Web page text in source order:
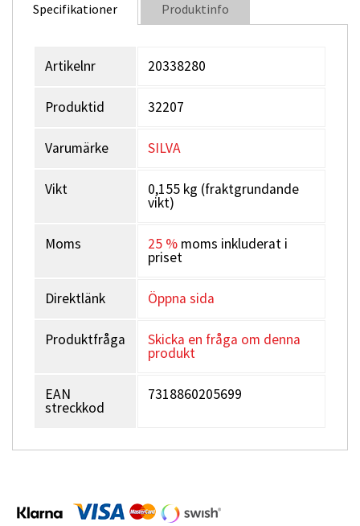
Specifikationer Produktinfo
Artikelnr 20338280
Produktid 32207
Varumärke SILVA
Vikt 0,155 kg (fraktgrundande
vikt)
Moms 25 % moms inkluderat i
priset
Direktlänk Öppna sida
Produktfråga Skicka en fråga om denna
produkt
EAN
streckkod
7318860205699